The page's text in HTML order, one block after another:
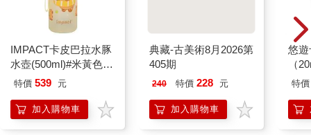
IMPACT卡皮巴拉水豚
水壺(500ml)#米黃色
IM00B18YL
特價 539 元
加入購物車
典藏-古美術8月2026第
405期
240 特價 228 元
加入購物車
悠
（
特價